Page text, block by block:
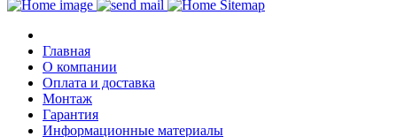
Главная
О компании
Оплата и доставка
Монтаж
Гарантия
Информационные материалы